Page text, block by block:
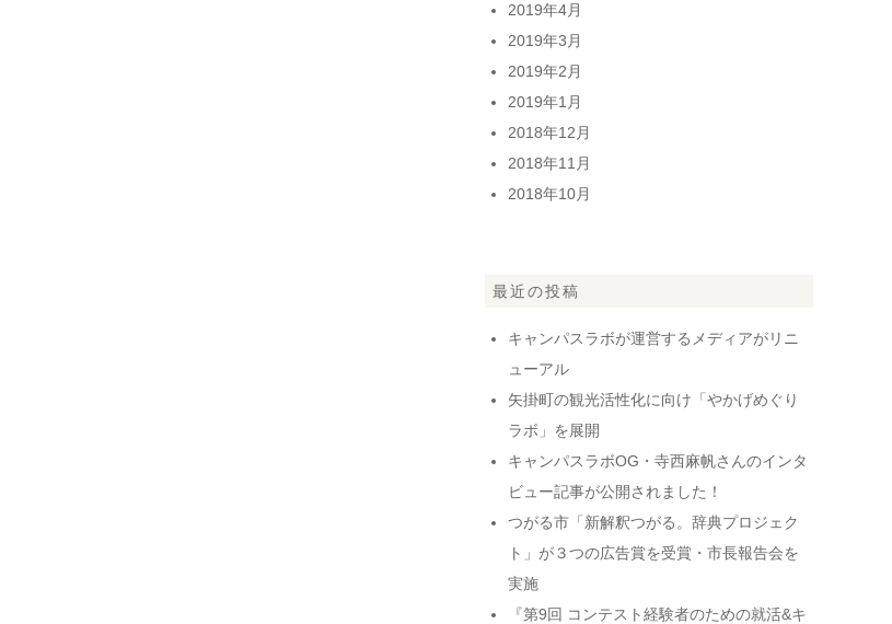
2019年4月
2019年3月
2019年2月
2019年1月
2018年12月
2018年11月
2018年10月
最近の投稿
キャンパスラボが運営するメディアがリニ
ューアル
矢掛町の観光活性化に向け「やかげめぐり
ラボ」を展開
キャンパスラボOG・寺西麻帆さんのインタ
ビュー記事が公開されました！
つがる市「新解釈つがる。辞典プロジェク
ト」が３つの広告賞を受賞・市長報告会を
実施
『第9回 コンテスト経験者のための就活&キ